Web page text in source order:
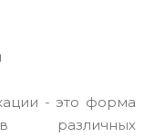
- это форма
различных